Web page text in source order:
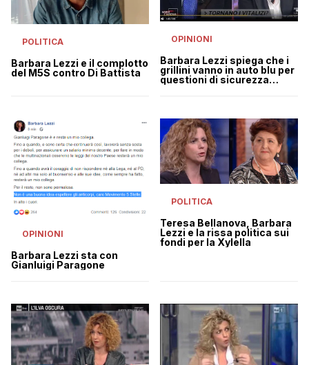
POLITICA
Barbara Lezzi e il complotto
del M5S contro Di Battista
OPINIONI
Barbara Lezzi spiega che i
grillini vanno in auto blu per
questioni di sicurezza…
OPINIONI
Barbara Lezzi sta con
Gianluigi Paragone
POLITICA
Teresa Bellanova, Barbara
Lezzi e la rissa politica sui
fondi per la Xylella